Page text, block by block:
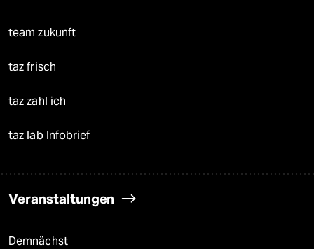
team zukunft
taz frisch
taz zahl ich
taz lab Infobrief
Veranstaltungen
Demnächst